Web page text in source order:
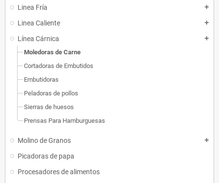
Linea Fría add
Linea Caliente add
Línea Cárnica add
Moledoras de Carne
Cortadoras de Embutidos
Embutidoras
Peladoras de pollos
Sierras de huesos
Prensas Para Hamburguesas
Molino de Granos add
Picadoras de papa
Procesadores de alimentos